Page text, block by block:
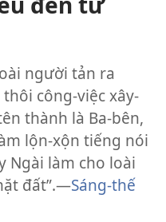
người tản ra
công-việc xây-
thành là Ba-bên,
lộn-xộn tiếng nói
Ngài làm cho loài
đất”.—Sáng-thế